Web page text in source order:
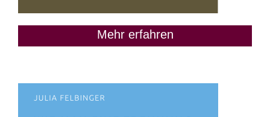
Mehr erfahren